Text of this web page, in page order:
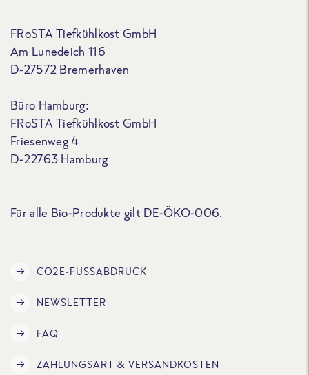
FRoSTA Tiefkühlkost GmbH
Am Lunedeich 116
D-27572 Bremerhaven
Büro Hamburg:
FRoSTA Tiefkühlkost GmbH
Friesenweg 4
D-22763 Hamburg
Für alle Bio-Produkte gilt DE-ÖKO-006.
CO2E-FUSSABDRUCK
NEWSLETTER
FAQ
ZAHLUNGSART & VERSANDKOSTEN